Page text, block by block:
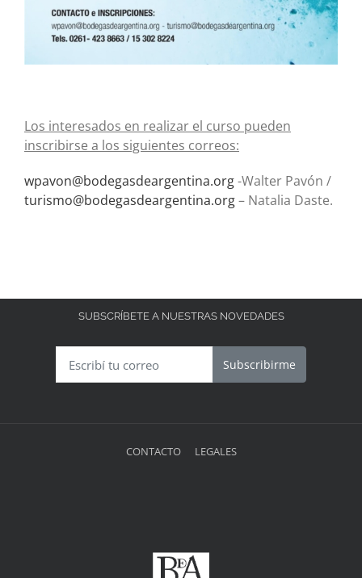
Los interesados en realizar el curso pueden
inscribirse a los siguientes correos:
wpavon@bodegasdeargentina.org-Walter Pavón /
turismo@bodegasdeargentina.org– Natalia Daste.
SUBSCRÍBETE A NUESTRAS NOVEDADES
Subscribirme
CONTACTO LEGALES